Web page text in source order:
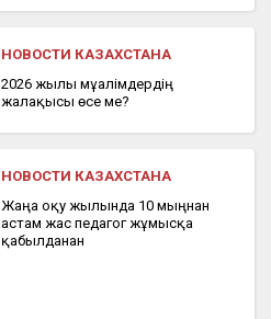
НОВОСТИ КАЗАХСТАНА
2026 жылы мұғалімдердің
жалақысы өсе ме?
НОВОСТИ КАЗАХСТАНА
Жаңа оқу жылында 10 мыңнан
астам жас педагог жұмысқа
қабылданған